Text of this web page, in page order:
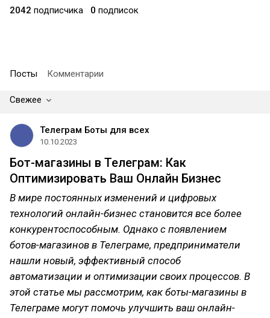
2042 подписчика 0 подписок
Посты Комментарии
Свежее
Телеграм Боты для всех
10.10.2023
Бот-магазины в Телеграм: Как
Оптимизировать Ваш Онлайн Бизнес
В мире постоянных изменений и цифровых
технологий онлайн-бизнес становится все более
конкурентоспособным. Однако с появлением
ботов-магазинов в Телеграме, предприниматели
нашли новый, эффективный способ
автоматизации и оптимизации своих процессов. В
этой статье мы рассмотрим, как боты-магазины в
Телеграме могут помочь улучшить ваш онлайн-